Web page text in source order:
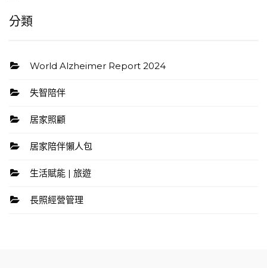
分類
World Alzheimer Report 2024
失智陪伴
居家照顧
居家陪伴懶人包
生活賦能 | 旅遊
長照經營管理